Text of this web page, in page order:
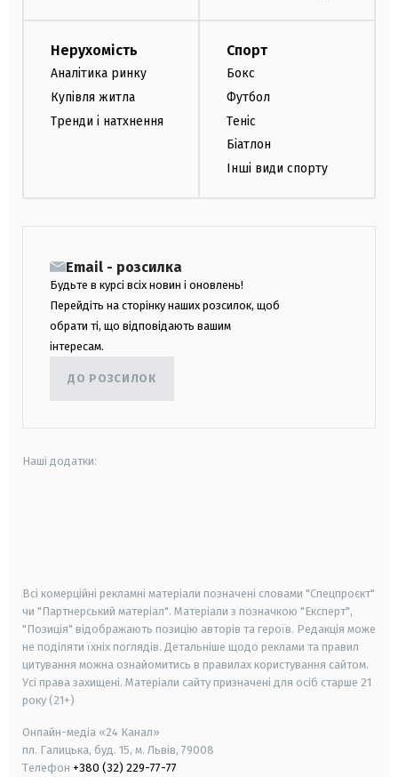
Нерухомість
Аналітика ринку
Купівля житла
Тренди і натхнення
Спорт
Бокс
Футбол
Теніс
Біатлон
Інші види спорту
Email - розсилка
Будьте в курсі всіх новин і оновлень!
Перейдіть на сторінку наших розсилок, щоб
обрати ті, що відповідають вашим
інтересам.
ДО РОЗСИЛОК
Наші додатки:
Всі комерційні рекламні матеріали позначені словами "Спецпроєкт"
чи "Партнерський матеріал". Матеріали з позначкою "Експерт",
"Позиція" відображають позицію авторів та героїв. Редакція може
не поділяти їхніх поглядів. Детальніше щодо реклами та правил
цитування можна ознайомитись в правилах користування сайтом.
Усі права захищені. Матеріали сайту призначені для осіб старше 21
року (21+)
Онлайн-медіа «24 Канал»
пл. Галицька, буд. 15, м. Львів, 79008
Телефон +380 (32) 229-77-77